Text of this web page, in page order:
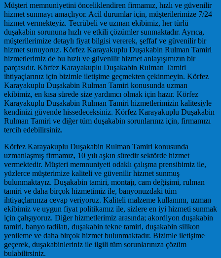
Müşteri memnuniyetini önceliklendiren firmamız, hızlı ve güvenilir
hizmet sunmayı amaçlıyor. Acil durumlar için, müşterilerimize 7/24
hizmet vermekteyiz. Tecrübeli ve uzman ekibimiz, her türlü
duşakabin sorununa hızlı ve etkili çözümler sunmaktadır. Ayrıca,
müşterilerimize detaylı fiyat bilgisi vererek, şeffaf ve güvenilir bir
hizmet sunuyoruz. Körfez Karayakuplu Duşakabin Rulman Tamiri
hizmetlerimiz de bu hızlı ve güvenilir hizmet anlayışımızın bir
parçasıdır. Körfez Karayakuplu Duşakabin Rulman Tamiri
ihtiyaçlarınız için bizimle iletişime geçmekten çekinmeyin. Körfez
Karayakuplu Duşakabin Rulman Tamiri konusunda uzman
ekibimiz, en kısa sürede size yardımcı olmak için hazır. Körfez
Karayakuplu Duşakabin Rulman Tamiri hizmetlerimizin kalitesiyle
kendinizi güvende hissedeceksiniz. Körfez Karayakuplu Duşakabin
Rulman Tamiri ve diğer tüm duşakabin sorunlarınız için, firmamızı
tercih edebilirsiniz.
Körfez Karayakuplu Duşakabin Rulman Tamiri konusunda
uzmanlaşmış firmamız, 10 yılı aşkın süredir sektörde hizmet
vermektedir. Müşteri memnuniyeti odaklı çalışma prensibimiz ile,
yüzlerce müşterimize kaliteli ve güvenilir hizmet sunmuş
bulunmaktayız. Duşakabin tamiri, montajı, cam değişimi, rulman
tamiri ve daha birçok hizmetimiz ile, banyonuzdaki tüm
ihtiyaçlarınıza cevap veriyoruz. Kaliteli malzeme kullanımı, uzman
ekibimiz ve uygun fiyat politikamız ile, sizlere en iyi hizmeti sunmak
için çalışıyoruz. Diğer hizmetlerimiz arasında; akordiyon duşakabin
tamiri, banyo tadilatı, duşakabin tekne tamiri, duşakabin silikon
yenileme ve daha birçok hizmet bulunmaktadır. Bizimle iletişime
geçerek, duşakabinleriniz ile ilgili tüm sorunlarınıza çözüm
bulabilirsiniz.